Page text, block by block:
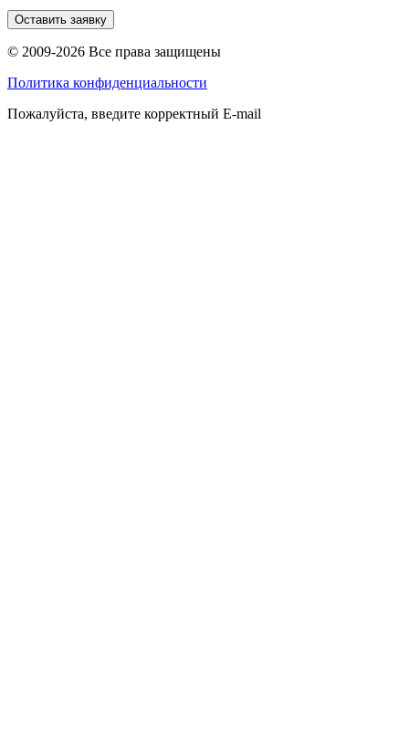
Оставить заявку
© 2009-2026 Все права защищены
Политика конфиденциальности
Пожалуйста, введите корректный E-mail